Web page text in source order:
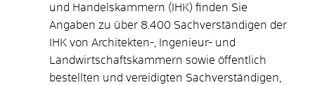
und Handelskammern (IHK) finden Sie
Angaben zu über 8.400 Sachverständigen der
IHK von Architekten-, Ingenieur- und
Landwirtschaftskammern sowie öffentlich
bestellten und vereidigten Sachverständigen,